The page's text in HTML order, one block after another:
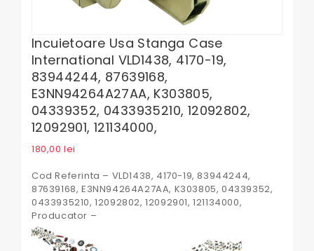
Incuietoare Usa Stanga Case
International VLD1438, 4170-19,
83944244, 87639168,
E3NN94264A27AA, K303805,
04339352, 0433935210, 12092802,
12092901, 121134000,
180,00lei
Cod Referinta – VLD1438, 4170-19, 83944244,
87639168, E3NN94264A27AA, K303805, 04339352,
0433935210, 12092802, 12092901, 121134000,
Producator –